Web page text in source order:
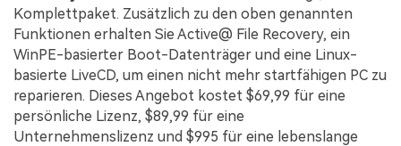
Komplettpaket. Zusätzlich zu den oben genannten
Funktionen erhalten Sie Active@ File Recovery, ein
WinPE-basierter Boot-Datenträger und eine Linux-
basierte LiveCD, um einen nicht mehr startfähigen PC zu
reparieren. Dieses Angebot kostet $69,99 für eine
persönliche Lizenz, $89,99 für eine
Unternehmenslizenz und $995 für eine lebenslange